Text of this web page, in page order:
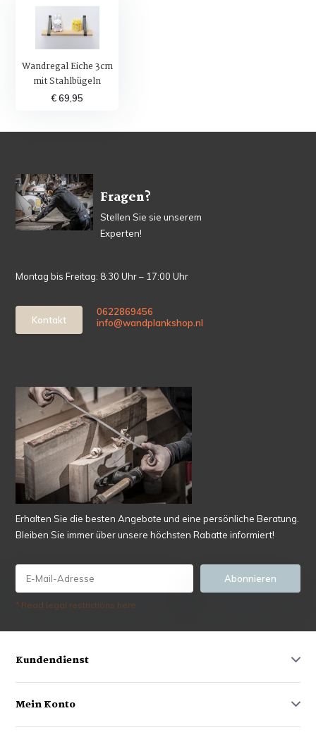
Wandregal Eiche 3cm
mit Stahlbügeln
€ 69,95
Fragen?
Stellen Sie sie unserem
Experten!
Montag bis Freitag: 8:30 Uhr – 17:00 Uhr
Kontakt
0622869456
info@wandplankshop.nl
Erhalten Sie die besten Angebote und eine persönliche Beratung.
Bleiben Sie immer über unsere höchsten Rabatte informiert!
Abonnieren
* Read legal restrictions here
Kundendienst
Mein Konto